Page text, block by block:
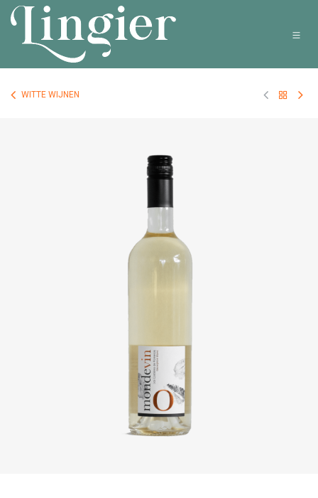
Overslaan naar inhoud
WITTE WIJNEN